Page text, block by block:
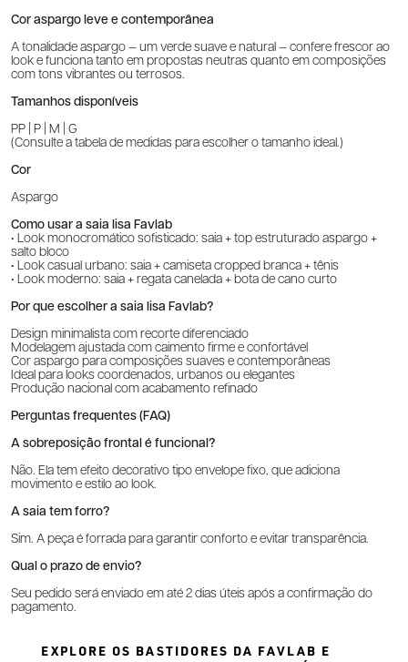
Cor aspargo leve e contemporânea
A tonalidade aspargo — um verde suave e natural — confere frescor ao
look e funciona tanto em propostas neutras quanto em composições
com tons vibrantes ou terrosos.
Tamanhos disponíveis
PP | P | M | G
(Consulte a tabela de medidas para escolher o tamanho ideal.)
Cor
Aspargo
Como usar a saia lisa Favlab
• Look monocromático sofisticado: saia + top estruturado aspargo +
salto bloco
• Look casual urbano: saia + camiseta cropped branca + tênis
• Look moderno: saia + regata canelada + bota de cano curto
Por que escolher a saia lisa Favlab?
Design minimalista com recorte diferenciado
Modelagem ajustada com caimento firme e confortável
Cor aspargo para composições suaves e contemporâneas
Ideal para looks coordenados, urbanos ou elegantes
Produção nacional com acabamento refinado
Perguntas frequentes (FAQ)
A sobreposição frontal é funcional?
Não. Ela tem efeito decorativo tipo envelope fixo, que adiciona
movimento e estilo ao look.
A saia tem forro?
Sim. A peça é forrada para garantir conforto e evitar transparência.
Qual o prazo de envio?
Seu pedido será enviado em até 2 dias úteis após a confirmação do
pagamento.
EXPLORE OS BASTIDORES DA FAVLAB E